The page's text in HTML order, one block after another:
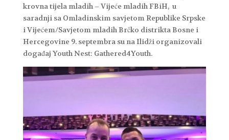
krovna tijela mladih – Vijeće mladih FBiH, u
saradnji sa Omladinskim savjetom Republike Srpske
i Vijećem/Savjetom mladih Brčko distrikta Bosne i
Hercegovine 9. septembra su na Ilidži organizovali
događaj Youth Nest: Gathered4Youth.